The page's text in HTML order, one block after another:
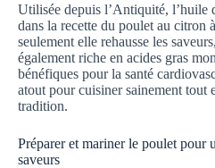
Utilisée depuis l’Antiquité, l’huile
dans la recette du poulet au citron
seulement elle rehausse les
également riche en acides gras
bénéfiques pour la santé
atout pour cuisiner sainement tout
tradition.
Préparer et mariner le poulet pour
saveurs